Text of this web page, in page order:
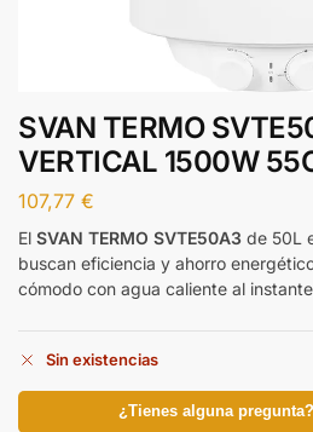
SVAN TERMO
VERTICAL 1500W
107,77 €
El SVAN TERMO SVTE50A3 de 50L
buscan eficiencia y ahorro
cómodo con agua caliente al
Sin existencias
¿Tienes alguna